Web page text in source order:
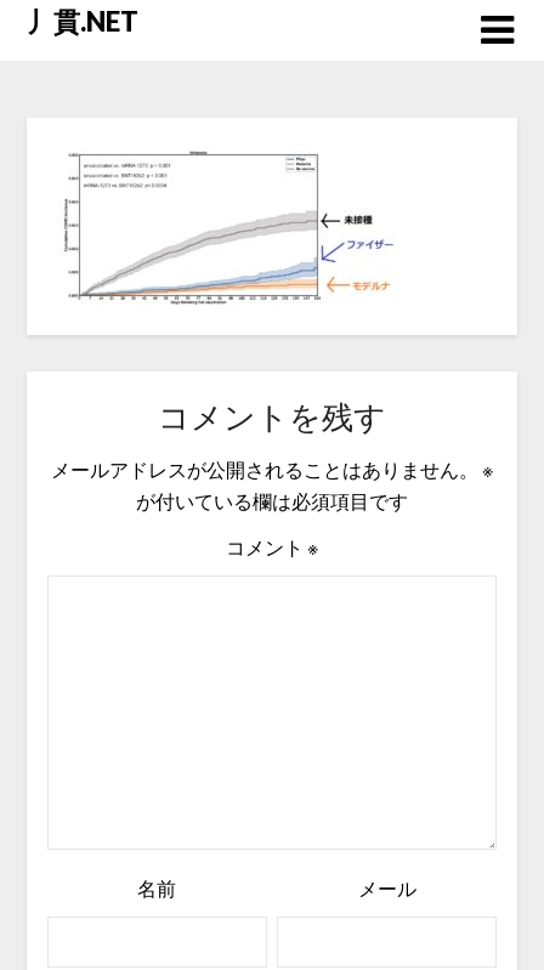
Skip丿貫.NET
コメントを残す
メールアドレスが公開されることはありません。
※
が付いている欄は必須項目です
コメント ※
名前 メール